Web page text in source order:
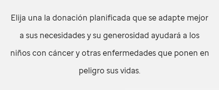
Elija una la donación planificada que se adapte mejor
a sus necesidades y su generosidad ayudará a los
niños con cáncer y otras enfermedades que ponen en
peligro sus vidas.